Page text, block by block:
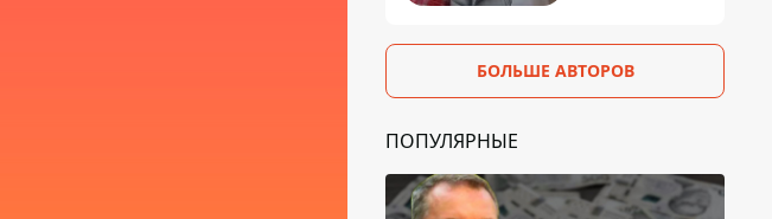
БОЛЬШЕ АВТОРОВ
ПОПУЛЯРНЫЕ